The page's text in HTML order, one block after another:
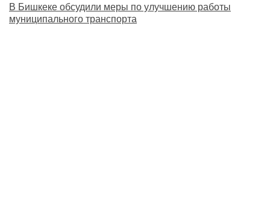
В Бишкеке обсудили меры по улучшению работы
муниципального транспорта